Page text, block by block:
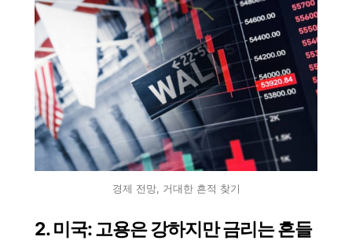
경제 전망, 거대한 흔적 찾기
2. 미국: 고용은 강하지만 금리는 흔들